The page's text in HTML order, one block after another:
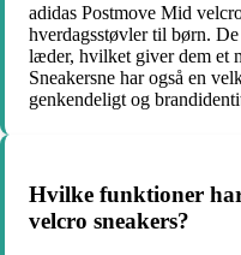
adidas Postmove Mid
hverdagsstøvler til børn.
læder, hvilket giver dem et
Sneakersne har også en
genkendeligt og
Hvilke funktioner
velcro sneakers?